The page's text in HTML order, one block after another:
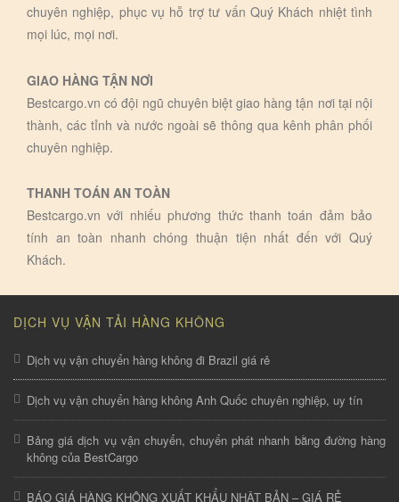
chuyên nghiệp, phục vụ hỗ trợ tư vấn Quý Khách nhiệt tình
mọi lúc, mọi nơi.
GIAO HÀNG TẬN NƠI
Bestcargo.vn có đội ngũ chuyên biệt giao hàng tận nơi tại nội
thành, các tỉnh và nước ngoài sẽ thông qua kênh phân phối
chuyên nghiệp.
THANH TOÁN AN TOÀN
Bestcargo.vn với nhiếu phương thức thanh toán đảm bảo
tính an toàn nhanh chóng thuận tiện nhất đến với Quý
Khách.
DỊCH VỤ VẬN TẢI HÀNG KHÔNG
Dịch vụ vận chuyển hàng không đi Brazil giá rẻ
Dịch vụ vận chuyển hàng không Anh Quốc chuyên nghiệp, uy tín
Bảng giá dịch vụ vận chuyển, chuyển phát nhanh bằng đường hàng
không của BestCargo
BÁO GIÁ HÀNG KHÔNG XUẤT KHẨU NHẬT BẢN – GIÁ RẺ